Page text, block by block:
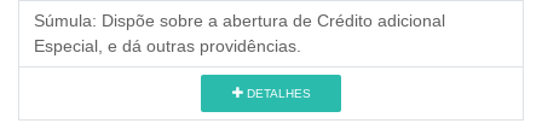
Súmula: Dispõe sobre a abertura de Crédito adicional
Especial, e dá outras providências.
DETALHES